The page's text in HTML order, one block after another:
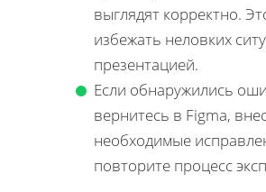
выглядят корректно.
избежать неловких
презентацией.
Если обнаружились
вернитесь в Figma,
необходимые
повторите процесс